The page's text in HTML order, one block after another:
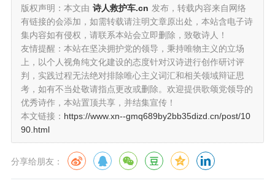
版权声明：本文由 诗人救护车.cn 发布，转载内容来自网络
有链接的会添加，如需转载请注明文章原出处，本站含电子诗
集内容如有侵权，请联系本站会立即删除，致敬诗人！
友情提醒：本站在坚决拥护党的领导，秉持唯物主义的立场
上，以个人视角纯文化建设的态度针对汉诗进行创作研讨评
判，实践过程无法绝对排除唯心主义词汇和相关领域辩证思
考，如有不当处敬请指点更改或删除。欢迎提供歌颂党领导的
优秀诗作，本站置顶共享，并结集宣传！
本文链接： https://www.xn--gmq689by2bb35dizd.cn/post/10
90.html
分享给朋友：